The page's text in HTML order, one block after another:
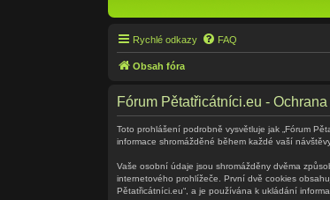
Rychlé odkazy FAQ
Obsah fóra
Fórum Pětatřicátníci.eu -
Toto prohlášení podrobně vysvětluje jak „Fórum
informace shromážděné během každé vaší
Vaše osobní údaje jsou shromážděny dvěma
internetového prohlížeče. První dvě cookies
Pětatřicátníci.eu“, a je používána k ukládání